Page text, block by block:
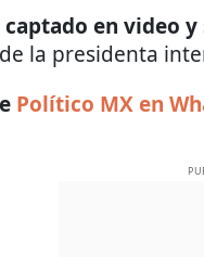
captado en video
la presidenta
Político MX en